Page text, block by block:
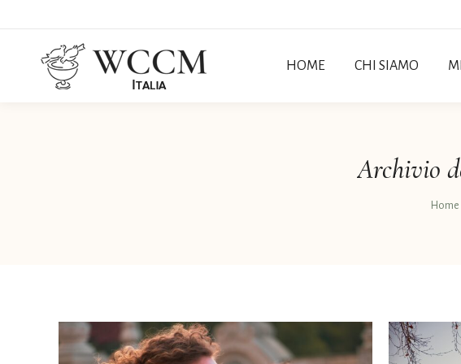
HOME CHI SIAMO
Archivio
Tu
Home